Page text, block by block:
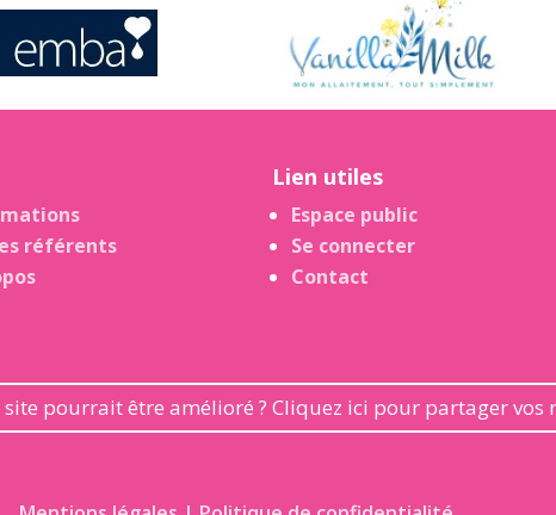
référents
Lien utiles
Espace public
Se connecter
Contact
pourrait être amélioré ? Cliquez ici pour partager vos